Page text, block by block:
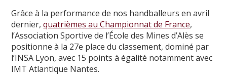
Grâce à la performance de nos handballeurs en avril
dernier,quatrièmes au Championnat de France,
l’Association Sportive de l’École des Mines d’Alès se
positionne à la 27e place du classement, dominé par
l’INSA Lyon, avec 15 points à égalité notamment avec
IMT Atlantique Nantes.